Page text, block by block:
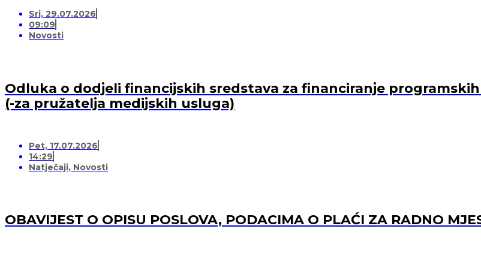
Sri, 29.07.2026
09:09
Novosti
Odluka o dodjeli financijskih sredstava za financiranje
(-za pružatelja medijskih usluga)
Pet, 17.07.2026
14:29
Natječaji, Novosti
OBAVIJEST O OPISU POSLOVA, PODACIMA O PLAĆI ZA RADNO